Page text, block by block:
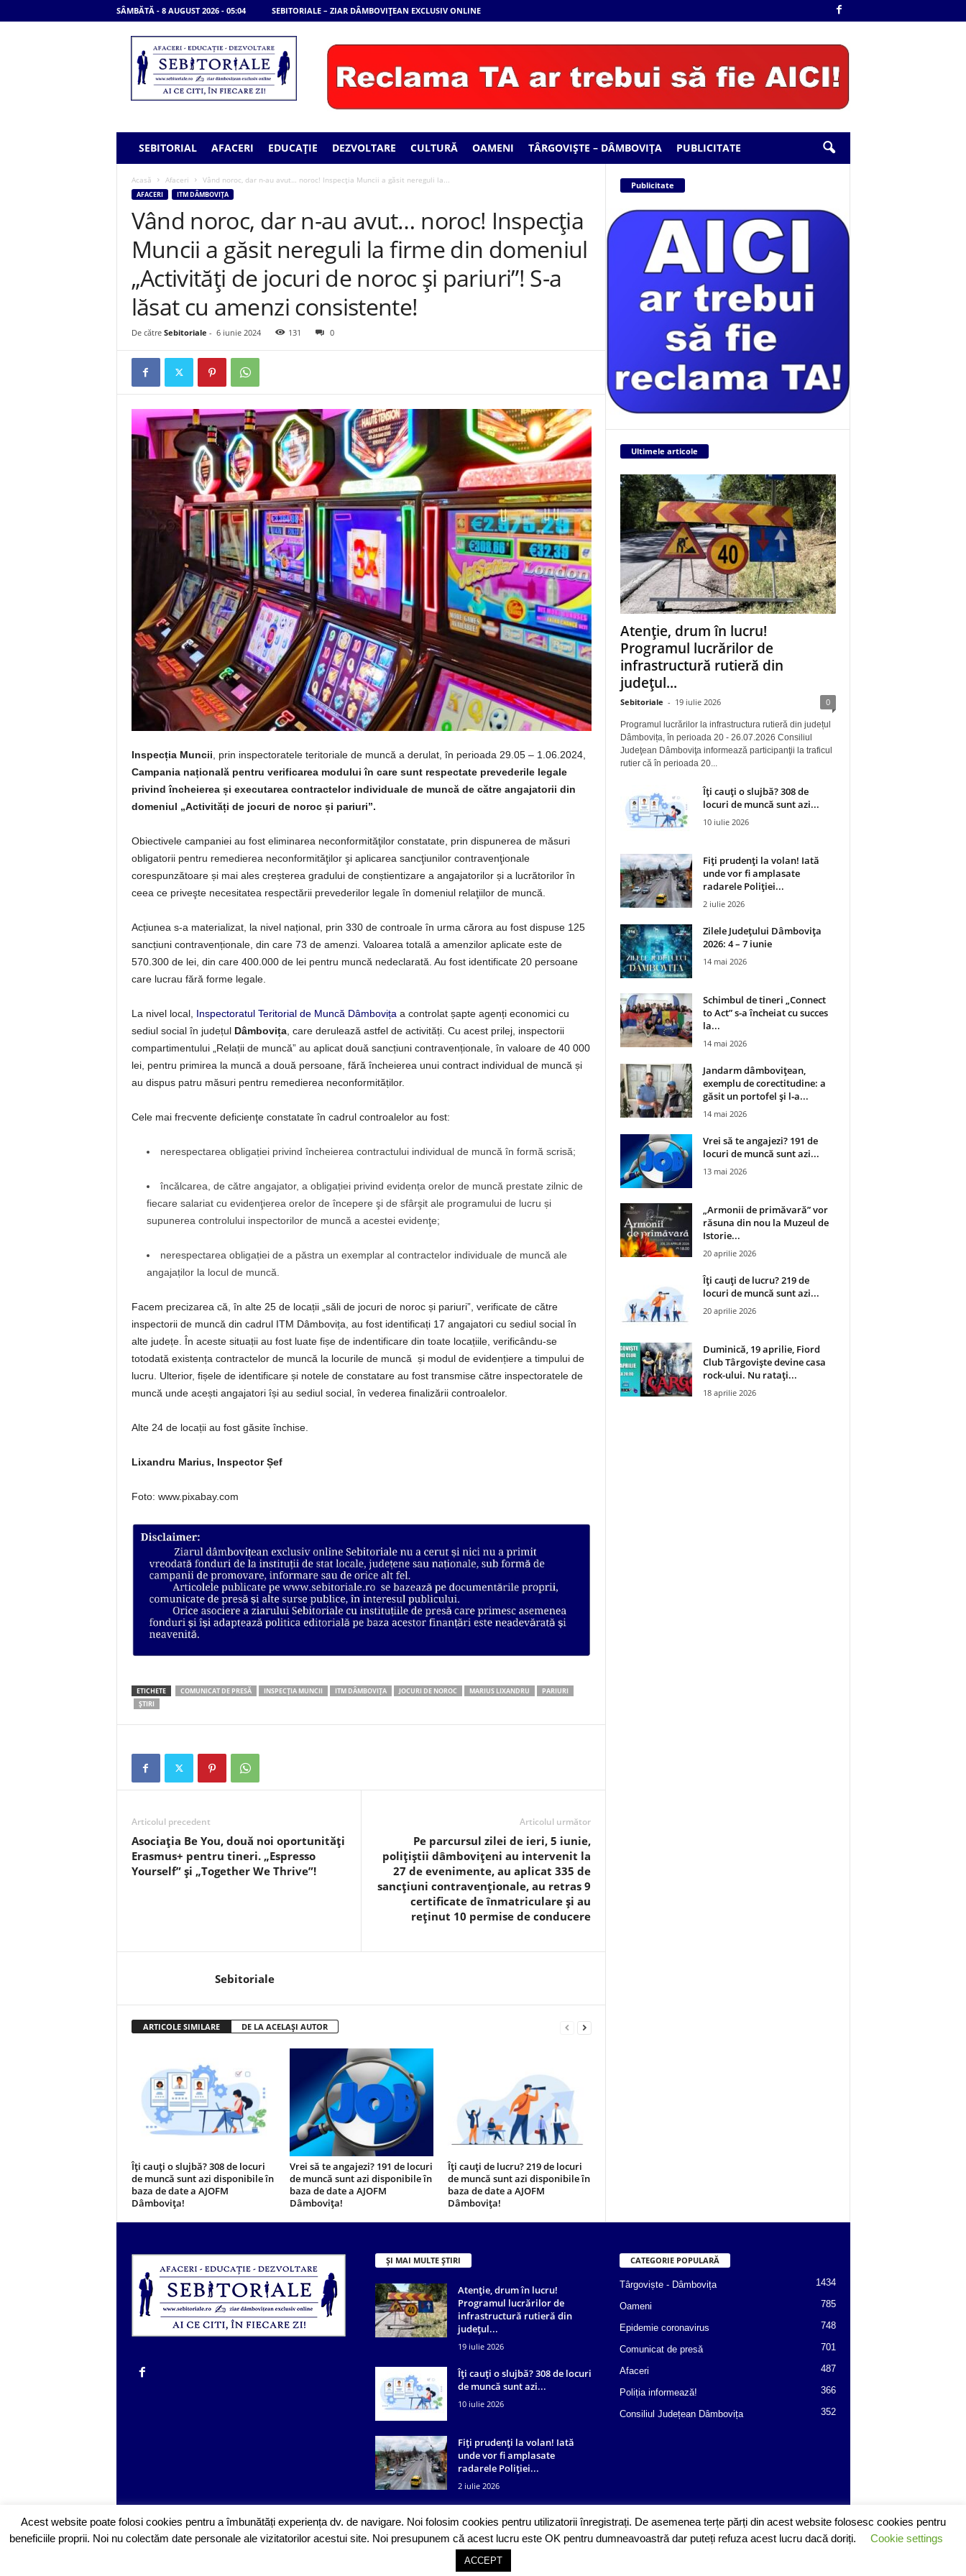
SÂMBĂTĂ - 8 AUGUST 2026 - 05:04 SEBITORIALE – ZIAR DÂMBOVIȚEAN EXCLUSIV ONLINE
SEBITORIAL AFACERI EDUCAȚIE DEZVOLTARE CULTURĂ OAMENI TÂRGOVIȘTE – DÂMBOVIȚA PUBLICITATE
Acasă Afaceri Vând noroc, dar n-au avut… noroc! Inspecția Muncii a găsit nereguli la...
AFACERI ITM DÂMBOVIȚA
Vând noroc, dar n-au avut… noroc! Inspecția
Muncii a găsit nereguli la firme din domeniul
„Activități de jocuri de noroc și pariuri”! S-a
lăsat cu amenzi consistente!
De către Sebitoriale - 6 iunie 2024 131 0
Inspecția Muncii , prin inspectoratele teritoriale de muncă a derulat, în perioada 29.05 – 1.06.2024,
Campania națională pentru verificarea modului în care sunt respectate prevederile legale
privind încheierea și executarea contractelor individuale de muncă de către angajatorii din
domeniul „Activități de jocuri de noroc și pariuri”.
Obiectivele campaniei au fost eliminarea neconformităţilor constatate, prin dispunerea de măsuri
obligatorii pentru remedierea neconformităţilor şi aplicarea sancţiunilor contravenţionale
corespunzătoare și mai ales creșterea gradului de conștientizare a angajatorilor și a lucrătorilor în
ceea ce priveşte necesitatea respectării prevederilor legale în domeniul relaţiilor de muncă.
Acțiunea s-a materializat, la nivel național, prin 330 de controale în urma cărora au fost dispuse 125
sancțiuni contravenționale, din care 73 de amenzi. Valoarea totală a amenzilor aplicate este de
570.300 de lei, din care 400.000 de lei pentru muncă nedeclarată. Au fost identificate 20 persoane
care lucrau fără forme legale.
La nivel local, Inspectoratul Teritorial de Muncă Dâmbovița a controlat șapte agenți economici cu
sediul social în județul Dâmbovița, care derulează astfel de activități. Cu acest prilej, inspectorii
compartimentului „Relații de muncă” au aplicat două sancțiuni contravenționale, în valoare de 40 000
lei, pentru primirea la muncă a două persoane, fără încheierea unui contract individual de muncă și
au dispus patru măsuri pentru remedierea neconformităților.
Cele mai frecvente deficienţe constatate în cadrul controalelor au fost:
nerespectarea obligației privind încheierea contractului individual de muncă în formă scrisă;
încălcarea, de către angajator, a obligației privind evidența orelor de muncă prestate zilnic de
fiecare salariat cu evidenţierea orelor de începere şi de sfârşit ale programului de lucru și
supunerea controlului inspectorilor de muncă a acestei evidenţe;
nerespectarea obligației de a păstra un exemplar al contractelor individuale de muncă ale
angajaților la locul de muncă.
Facem precizarea că, în alte 25 de locații „săli de jocuri de noroc și pariuri”, verificate de către
inspectorii de muncă din cadrul ITM Dâmbovița, au fost identificați 17 angajatori cu sediul social în
alte județe. În aceste situații au fost luate fișe de indentificare din toate locațiile, verificându-se
totodată existența contractelor de muncă la locurile de muncă și modul de evidențiere a timpului de
lucru. Ulterior, fișele de identificare și notele de constatare au fost transmise către inspectoratele de
muncă unde acești angajatori își au sediul social, în vederea finalizării controalelor.
Alte 24 de locații au fost găsite închise.
Lixandru Marius, Inspector Șef
Foto: www.pixabay.com
ETICHETE COMUNICAT DE PRESĂ INSPECȚIA MUNCII ITM DÂMBOVIȚA JOCURI DE NOROC MARIUS LIXANDRU
PARIURI
ȘTIRI
Articolul precedent
Asociația Be You, două noi oportunități
Erasmus+ pentru tineri. „Espresso
Yourself” și „Together We Thrive”!
Articolul următor
Pe parcursul zilei de ieri, 5 iunie,
polițiștii dâmbovițeni au intervenit la
27 de evenimente, au aplicat 335 de
sancțiuni contravenționale, au retras 9
certificate de înmatriculare și au
reținut 10 permise de conducere
Sebitoriale
ARTICOLE SIMILARE DE LA ACELAȘI AUTOR
Îți cauți o slujbă? 308 de locuri
de muncă sunt azi disponibile în
baza de date a AJOFM
Dâmbovița!
Vrei să te angajezi? 191 de locuri
de muncă sunt azi disponibile în
baza de date a AJOFM
Dâmbovița!
Îți cauți de lucru? 219 de locuri
de muncă sunt azi disponibile în
baza de date a AJOFM
Dâmbovița!
Publicitate
Ultimele articole
Atenție, drum în lucru!
Programul lucrărilor de
infrastructură rutieră din
județul...
Sebitoriale - 19 iulie 2026 0
Programul lucrărilor la infrastructura rutieră din județul
Dâmbovița, în perioada 20 - 26.07.2026 Consiliul
Judeţean Dâmboviţa informează participanţii la traficul
rutier că în perioada 20...
Îți cauți o slujbă? 308 de
locuri de muncă sunt azi...
10 iulie 2026
Fiți prudenți la volan! Iată
unde vor fi amplasate
radarele Poliției...
2 iulie 2026
Zilele Județului Dâmbovița
2026: 4 – 7 iunie
14 mai 2026
Schimbul de tineri „Connect
to Act” s-a încheiat cu succes
la...
14 mai 2026
Jandarm dâmbovițean,
exemplu de corectitudine: a
găsit un portofel și l‑a...
14 mai 2026
Vrei să te angajezi? 191 de
locuri de muncă sunt azi...
13 mai 2026
„Armonii de primăvară” vor
răsuna din nou la Muzeul de
Istorie...
20 aprilie 2026
Îți cauți de lucru? 219 de
locuri de muncă sunt azi...
20 aprilie 2026
Duminică, 19 aprilie, Fiord
Club Târgoviște devine casa
rock-ului. Nu ratați...
18 aprilie 2026
ȘI MAI MULTE ȘTIRI
Atenție, drum în lucru!
Programul lucrărilor de
infrastructură rutieră din
județul...
19 iulie 2026
Îți cauți o slujbă? 308 de locuri
de muncă sunt azi...
10 iulie 2026
Fiți prudenți la volan! Iată
unde vor fi amplasate
radarele Poliției...
2 iulie 2026
CATEGORIE POPULARĂ
Târgoviște - Dâmbovița 1434
Oameni 785
Epidemie coronavirus 748
Comunicat de presă 701
Afaceri 487
Poliția informează! 366
Consiliul Județean Dâmbovița 352
Acest website poate folosi cookies pentru a îmbunătăți experiența dv. de navigare. Noi folosim cookies pentru utilizatorii înregistrați. De asemenea terțe părți din acest website folosesc cookies pentru
beneficiile proprii. Noi nu colectăm date personale ale vizitatorilor acestui site. Noi presupunem că acest lucru este OK pentru dumneavoastră dar puteți refuza acest lucru dacă doriți.
Cookie settings
ACCEPT